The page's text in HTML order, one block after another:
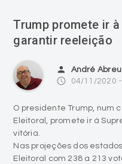
Trump promete ir
garantir reeleição
person André Abreu
access_time 04/11/2020
O presidente Trump, num
Eleitoral, promete ir à
vitória.
Nas projeções dos
Eleitoral com 238 a 213